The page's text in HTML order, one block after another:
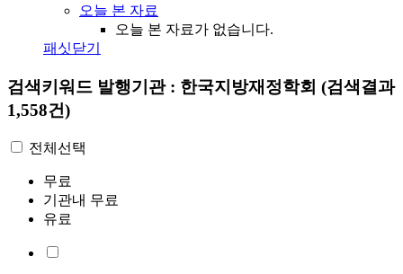
오늘 본 자료
오늘 본 자료가 없습니다.
패싯닫기
검색키워드 발행기관 : 한국지방재정학회 (검색결과
1,558건)
전체선택
무료
기관내 무료
유료